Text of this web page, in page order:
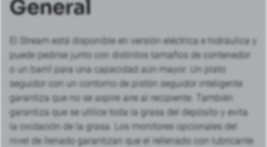
General
El Stream está disponible en versión eléctrica e hidráulica y
puede pedirse junto con distintos tamaños de contenedor
o un barril para una capacidad aún mayor. Un plato
seguidor con un contorno de pistón seguidor inteligente
garantiza que no se aspire aire al recipiente. También
garantiza que se utilice toda la grasa del depósito y evita
la oxidación de la grasa. Los monitores opcionales del
nivel de llenado garantizan que el rellenado con lubricante